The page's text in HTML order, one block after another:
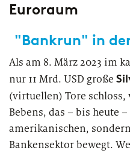
Lebensversicherer
Spezialinstitute
Private Banking
Themenfür
Transformationskompetenz
Wertschöpfungskette
European Asset
2026
Euroraum
"Bankrun" in
Als am 8. März 2023 im
nur 11 Mrd. USD große
(virtuellen) Tore schloss,
Bebens, das – bis heute
amerikanischen,
Bankensektor bewegt.